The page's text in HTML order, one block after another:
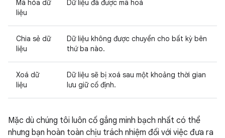
Mã hóa dữ
liệu
Dữ liệu đã được mã hoá
Chia sẻ dữ
liệu
Dữ liệu không được chuyển cho bất kỳ bên
thứ ba nào.
Xoá dữ
liệu
Dữ liệu sẽ bị xoá sau một khoảng thời gian
lưu giữ cố định.
Mặc dù chúng tôi luôn cố gắng minh bạch nhất có thể
nhưng bạn hoàn toàn chịu trách nhiệm đối với việc đưa ra